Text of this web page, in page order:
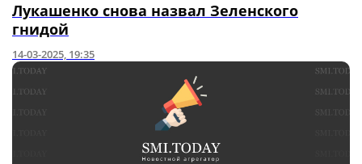
Лукашенко снова назвал Зеленского
гнидой
14-03-2025, 19:35